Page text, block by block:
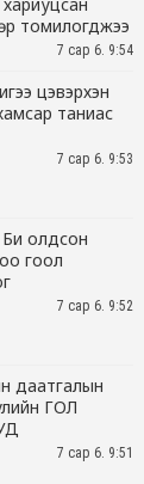
томилогджээ
7 сар 6. 9:54
цэвэрхэн
таниас
7 сар 6. 9:53
олдсон
гоол
7 сар 6. 9:52
даатгалын
ГОЛ
7 сар 6. 9:51